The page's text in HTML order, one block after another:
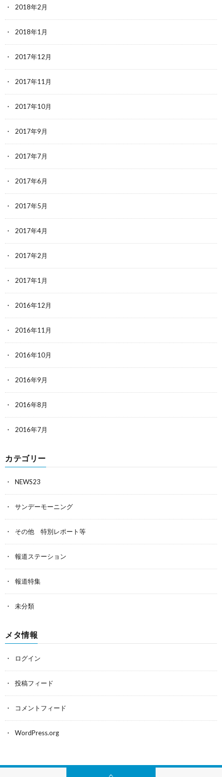
2018年2月
2018年1月
2017年12月
2017年11月
2017年10月
2017年9月
2017年7月
2017年6月
2017年5月
2017年4月
2017年2月
2017年1月
2016年12月
2016年11月
2016年10月
2016年9月
2016年8月
2016年7月
カテゴリー
NEWS23
サンデーモーニング
その他 特別レポート等
報道ステーション
報道特集
未分類
メタ情報
ログイン
投稿フィード
コメントフィード
WordPress.org